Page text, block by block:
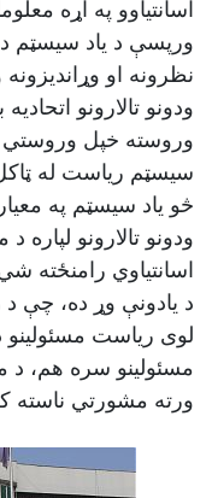
اسانتیاوو په اړه
ورپسې د یاد سیسټم
نظرونه او
ودونو تالارونو
وروسته خپل وروستي
سیسټم ریاست له
څو یاد سیسټم په
ودونو تالارونو لپاره
اسانتیاوي رامنځته
د یادونې وړ ده، چې د
لوی ریاست مسئولینو د
مسئولینو سره هم، د
ورته مشورتي ناسته